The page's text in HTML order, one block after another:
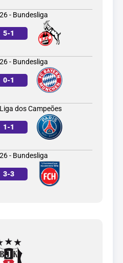
- Bundesliga
5-1
- Bundesliga
0-1
dos Campeões
1-1
- Bundesliga
3-3